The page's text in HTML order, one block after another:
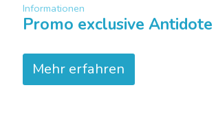
Informationen
Promo exclusive Antidote
Mehr erfahren